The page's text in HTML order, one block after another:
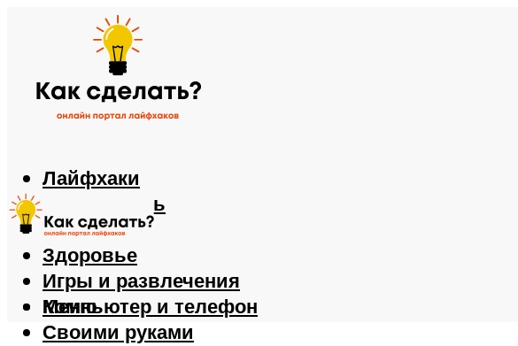
Лайфхаки
Автомобиль
Еда
Здоровье
Игры и развлечения
Компьютер и телефон
Своими руками
Меню